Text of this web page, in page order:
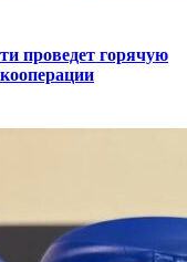
проведет горячую